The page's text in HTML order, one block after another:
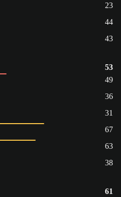
23
44
43
53
49
36
31
67
63
38
61